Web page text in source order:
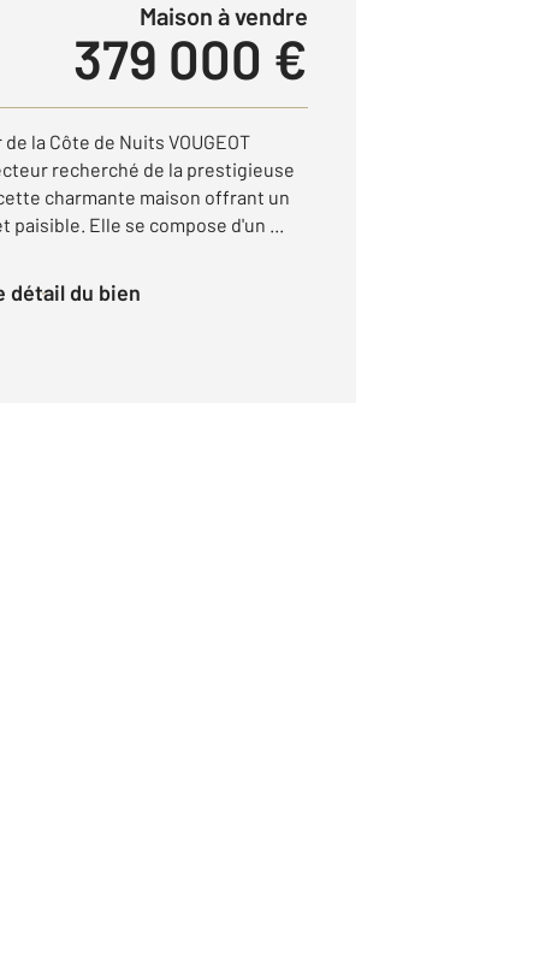
Maison à vendre
379 000 €
la Côte de Nuits VOUGEOT
recherché de la prestigieuse
charmante maison offrant un
paisible. Elle se compose d'un ...
détail du bien